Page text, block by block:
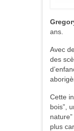
ans.
Avec
des
Cette
bois”,
plus